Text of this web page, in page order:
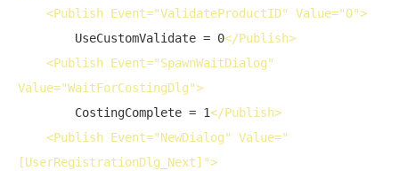
<Publish Event="ValidateProductID" Value="0">
        UseCustomValidate = 0
</Publish>
<Publish Event
Value="WaitForCostingDlg">
        CostingComplete = 1
</Publish>
<Publish Event="NewDialog" Value="
[UserRegistrationDlg_Next]">